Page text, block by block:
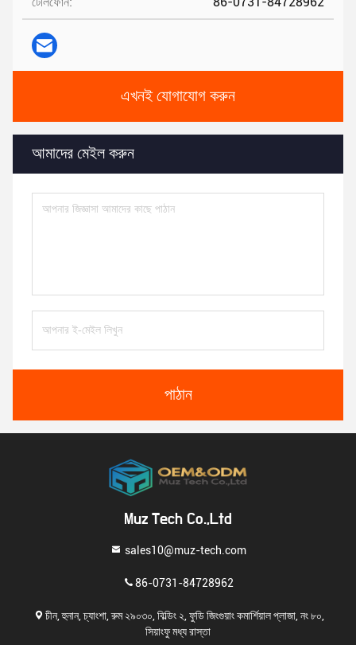
এখনই যোগাযোগ করুন
আমাদের মেইল ​​করুন
পাঠান
Muz Tech Co.,Ltd
sales10@muz-tech.com
86-0731-84728962
চীন, হুনান, চ্যাংশা, রুম ২৯০৩০, বিল্ডিং ২, ফুডি জিংগুয়াং কমার্শিয়াল প্লাজা, নং ৮০,
সিয়াংফু মধ্য রাস্তা